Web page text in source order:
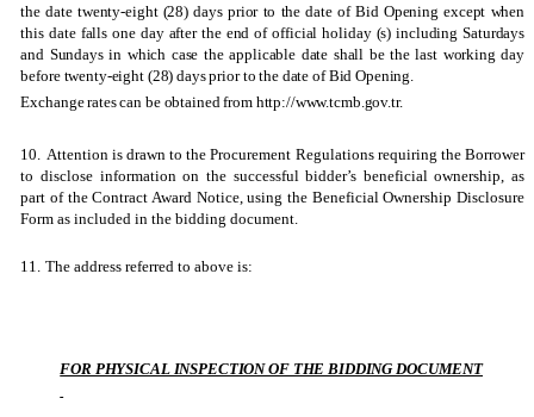
the date twenty-eight (28) days prior to the date of Bid Opening except when
this date falls one day after the end of official holiday (s) including Saturdays
and Sundays in which case the applicable date shall be the last working day
before twenty-eight (28) days prior to the date of Bid Opening.
Exchange rates can be obtained from http://www.tcmb.gov.tr.
10.
Attention is drawn to the Procurement Regulations requiring the Borrower
to disclose information on the successful bidder’s beneficial ownership, as
part of the Contract Award Notice, using the Beneficial Ownership Disclosure
Form as included in the bidding document.
11. The address referred to above is:
FOR PHYSICAL INSPECTION OF THE BIDDING DOCUMENT